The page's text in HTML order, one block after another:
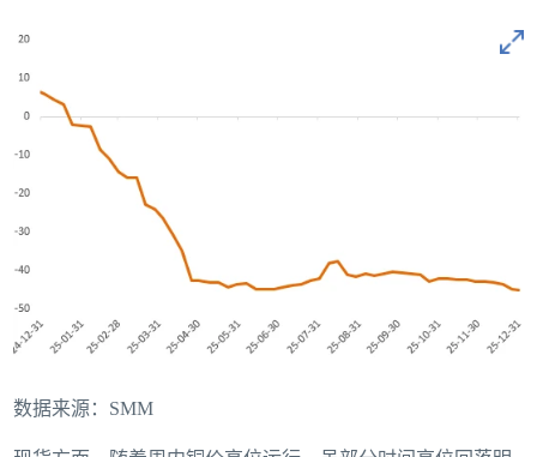
数据来源：SMM